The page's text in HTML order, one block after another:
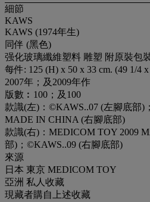
細節
KAWS
KAWS (1974年生)
同伴 (黑色)
强化玻璃纖維塑料 雕塑 附原裝包
每件: 125 (H) x 50 x 33 cm. (49 1/4
2007年；及2009年作
版數︰100；及100
款識(左)：©KAWS..07 (左腳底部)
MADE IN CHINA (右腳底部)
款識(右)：MEDICOM TOY 2009
部)；©KAWS..09 (右腳底部)
來源
日本 東京 MEDICOM TOY
亞洲 私人收藏
現藏者購自上述收藏